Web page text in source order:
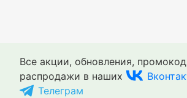
Все акции, обновления,
распродажи в наших
Телеграм